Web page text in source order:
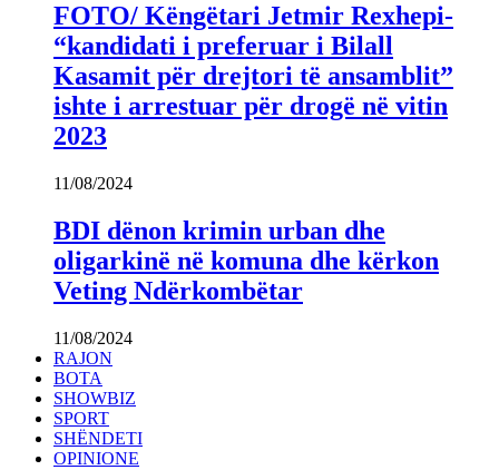
FOTO/ Këngëtari Jetmir Rexhepi-
“kandidati i preferuar i Bilall
Kasamit për drejtori të ansamblit”
ishte i arrestuar për drogë në vitin
2023
11/08/2024
BDI dënon krimin urban dhe
oligarkinë në komuna dhe kërkon
Veting Ndërkombëtar
11/08/2024
RAJON
BOTA
SHOWBIZ
SPORT
SHËNDETI
OPINIONE